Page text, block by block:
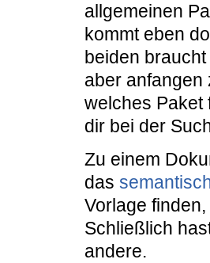
allgemeinen
kommt eben
beiden
aber anfangen
welches Paket
dir bei der
Zu einem
das
Vorlage
Schließlich
andere.